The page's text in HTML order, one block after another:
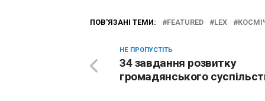
ПОВ'ЯЗАНІ ТЕМИ: FEATURED LEX
НЕ ПРОПУСТІТЬ
34 завдання розвитку
громадянського